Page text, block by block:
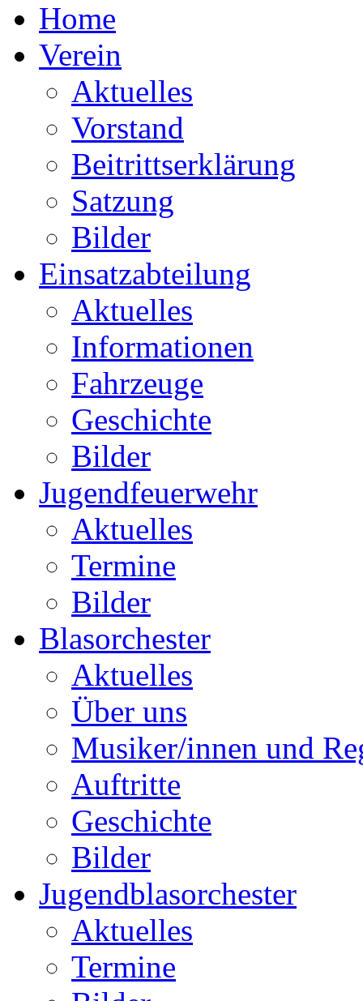
Home
Verein
Aktuelles
Vorstand
Beitrittserklärung
Satzung
Bilder
Einsatzabteilung
Aktuelles
Informationen
Fahrzeuge
Geschichte
Bilder
Jugendfeuerwehr
Aktuelles
Termine
Bilder
Blasorchester
Aktuelles
Über uns
Musiker/innen und
Auftritte
Geschichte
Bilder
Jugendblasorchester
Aktuelles
Termine